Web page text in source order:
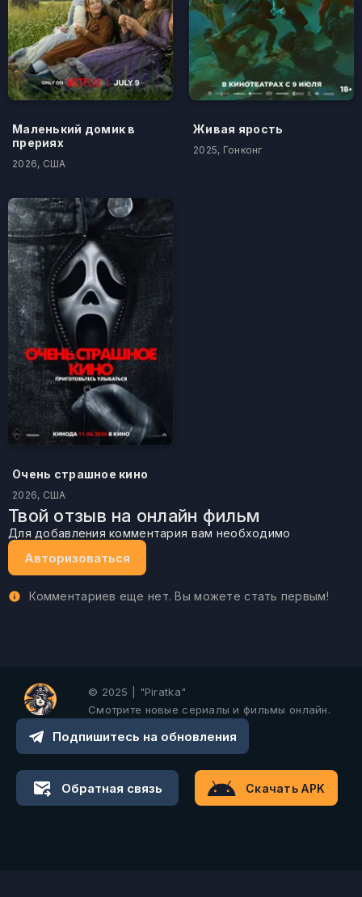
Маленький домик в
прериях
2026, США
Живая ярость
2025, Гонконг
Очень страшное кино
2026, США
Твой отзыв на онлайн фильм
Для добавления комментария вам необходимо
Авторизоваться
Комментариев еще нет. Вы можете стать первым!
© 2025 | "Piratka"
Смотрите новые сериалы и фильмы онлайн.
Подпишитесь на обновления
Обратная связь Скачать APK